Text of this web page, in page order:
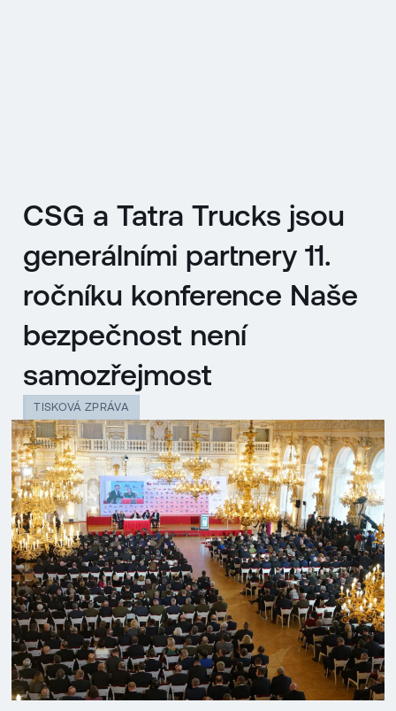
CSG a Tatra Trucks jsou
generálními partnery 11.
ročníku konference Naše
bezpečnost není
samozřejmost
TISKOVÁ ZPRÁVA